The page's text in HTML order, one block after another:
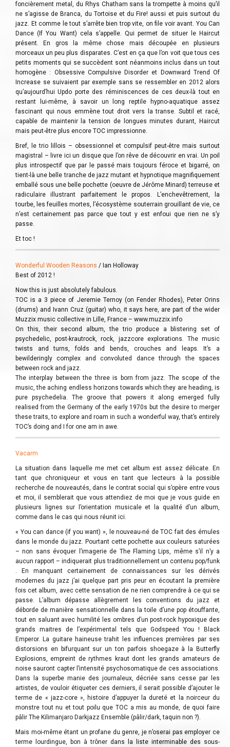
foncièrement metal, du Rhys Chatham sans la trompette à moins qu’il
ne s’agisse de Branca, du Tortoise et du Fire! aussi et puis surtout du
jazz. Et comme le tout s’arrête bien trop vite, on file voir avant. You Can
Dance (If You Want) cela s’appelle. Qui permet de situer le Haircut
présent. En gros la même chose mais découpée en plusieurs
morceaux un peu plus disparates. C’est en ça que l’on voit que tous ces
petits moments qui se succèdent sont néanmoins inclus dans un tout
homogène : Obsessive Compulsive Disorder et Downward Trend Of
Increase se suivaient par exemple sans se ressembler en 2012 alors
qu’aujourd’hui Updo porte des réminiscences de ces deux-là tout en
restant lui-même, à savoir un long reptile hypno-aquatique assez
fascinant qui nous emmène tout droit vers la transe. Subtil et racé,
capable de maintenir la tension de longues minutes durant, Haircut
mais peut-être plus encore TOC impressionne.
Bref, le trio lillois – obsessionnel et compulsif peut-être mais surtout
magistral – livre ici un disque que l’on rêve de découvrir en vrai. Un poil
plus introspectif que par le passé mais toujours féroce et bigarré, on
tient-là une belle tranche de jazz mutant et hypnotique magnifiquement
emballé sous une belle pochette (oeuvre de Jérôme Minard) terreuse et
radiculaire illustrant parfaitement le propos. L’enchevêtrement, la
tourbe, les feuilles mortes, l’écosystème souterrain grouillant de vie, ce
n’est certainement pas parce que tout y est enfoui que rien ne s’y
passe.
Et toc !
Wonderful Wooden Reasons / Ian Holloway
Best of 2012 !
Now this is just absolutely fabulous.
TOC is a 3 piece of Jeremie Ternoy (on Fender Rhodes), Peter Orins
(drums) and Ivann Cruz (guitar) who, it says here, are part of the wider
Muzzix music collective in Lille, France – www.muzzix.info
On this, their second album, the trio produce a blistering set of
psychedelic, post-krautrock, rock, jazzcore explorations. The music
twists and turns, folds and bends, crouches and leaps. It’s a
bewilderingly complex and convoluted dance through the spaces
between rock and jazz.
The interplay between the three is born from jazz. The scope of the
music, the aching endless horizons towards which they are heading, is
pure psychedelia. The groove that powers it along emerged fully
realised from the Germany of the early 1970s but the desire to merger
these traits, to explore and roam in such a wonderful way, that’s entirely
TOC’s doing and I for one am in awe.
Vacarm
La situation dans laquelle me met cet album est assez délicate. En
tant que chroniqueur et vous en tant que lecteurs à la possible
recherche de nouveautés, dans le contrat social qui s’opère entre vous
et moi, il semblerait que vous attendiez de moi que je vous guide en
plusieurs lignes sur l’orientation musicale et la qualité d’un album,
comme dans le cas qui nous réunit ici.
« You can dance (if you want) », le nouveau-né de TOC fait des émules
dans le monde du jazz. Pourtant cette pochette aux couleurs saturées
– non sans évoquer l’imagerie de The Flaming Lips, même s’il n’y a
aucun rapport – indiquerait plus traditionnellement un contenu pop/funk
. En manquant certainement de connaissances sur les dérivés
modernes du jazz j’ai quelque part pris peur en écoutant la première
fois cet album, avec cette sensation de ne rien comprendre à ce qui se
passe. L’album dépasse allègrement les conventions du jazz et
déborde de manière sensationnelle dans la toile d’une pop étouffante,
tout en saluant avec humilité les ombres d’un post-rock hypoxique des
grands maitres de l’expérimental tels que Godspeed You ! Black
Emperor. La guitare haineuse trahit les influences premières par ses
distorsions en bifurquant sur un ton parfois shoegaze à la Butterfly
Explosions, empreint de rythmes kraut dont les grands amateurs de
noise sauront capter l’intensité psychosomatique de ces associations.
Dans la superbe manie des journaleux, décriée sans cesse par les
artistes, de vouloir étiqueter ces derniers, il serait possible d’ajouter le
terme de « jazz-core », histoire d’appuyer la dureté et la noirceur du
monstre tout nu et tout poilu que TOC a mis au monde, de quoi faire
pâlir The Kilimanjaro Darkjazz Ensemble (pâlir/dark, taquin non ?).
Mais moi-même étant un profane du genre, je n’oserai pas employer ce
terme lourdingue, bon à trôner dans la liste interminable des sous-